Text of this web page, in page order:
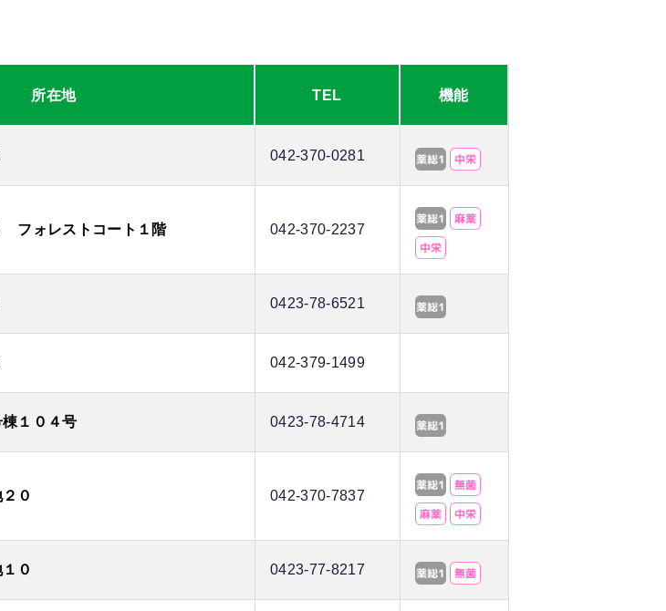
所在地 TEL 機能
042-370-0281
フォレストコート１階 042-370-2237
0423-78-6521
042-379-1499
１０４号 0423-78-4714
０ 042-370-7837
０ 0423-77-8217